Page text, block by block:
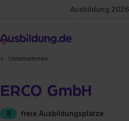
Ausbildung 2026
Unternehmen
ERCO GmbH
8
freie Ausbildungsplätze